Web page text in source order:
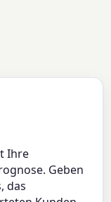
Ihre
Geben
das